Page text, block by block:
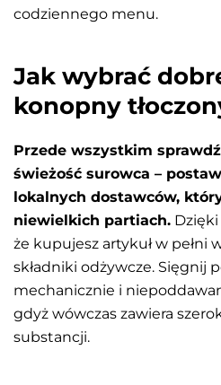
codziennego menu.
Jak wybrać
konopny
Przede wszystkim
świeżość surowca –
lokalnych dostawców,
niewielkich partiach.
że kupujesz artykuł w pełni
składniki odżywcze. Sięgnij
mechanicznie i
gdyż wówczas zawiera
substancji.